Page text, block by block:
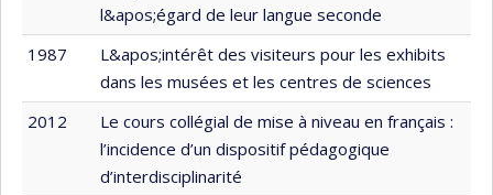
l&apos;égard de leur langue seconde
1987
L&apos;intérêt des visiteurs pour les exhibits
dans les musées et les centres de sciences
2012
Le cours collégial de mise à niveau en français :
l’incidence d’un dispositif pédagogique
d’interdisciplinarité